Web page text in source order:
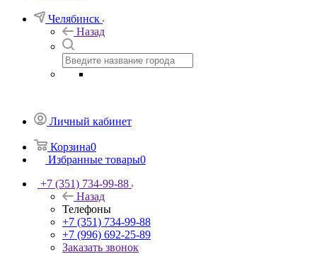
Челябинск
Назад
Личный кабинет
Корзина0
Избранные товары0
+7 (351) 734-99-88
Назад
Телефоны
+7 (351) 734-99-88
+7 (996) 692-25-89
Заказать звонок